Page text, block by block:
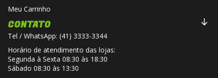
Meu Carrinho
CONTATO
Tel / WhatsApp: (41) 3333-3344
Horário de atendimento das lojas:
Segunda à Sexta 08:30 às 18:30
Sábado 08:30 às 13:30